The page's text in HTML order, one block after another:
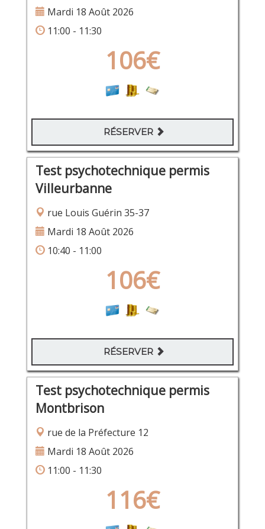
Mardi 18 Août 2026
11:00 - 11:30
106€
RÉSERVER
Test psychotechnique permis
Villeurbanne
rue Louis Guérin 35-37
Mardi 18 Août 2026
10:40 - 11:00
106€
RÉSERVER
Test psychotechnique permis
Montbrison
rue de la Préfecture 12
Mardi 18 Août 2026
11:00 - 11:30
116€